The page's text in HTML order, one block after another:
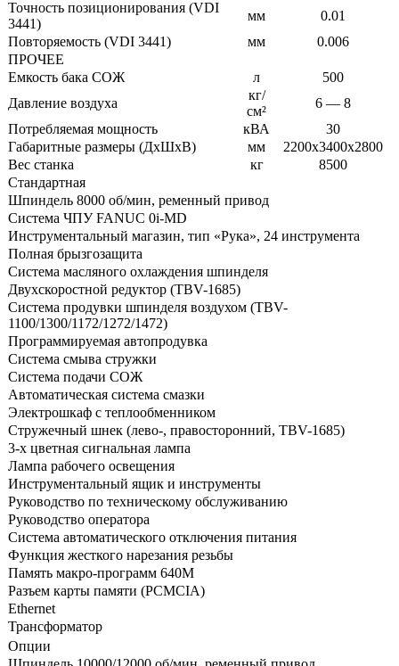
Точность позиционирования (VDI
3441)
мм
0.01
Повторяемость (VDI 3441)
мм
0.006
ПРОЧЕЕ
Емкость бака СОЖ
л
500
Давление воздуха
кг/
см²
6 — 8
Потребляемая мощность
кВА
30
Габаритные размеры (ДхШхВ)
мм
2200х3400х2800
Вес станка
кг
8500
Стандартная
Шпиндель 8000 об/мин, ременный привод
Система ЧПУ FANUC 0i-MD
Инструментальный магазин, тип «Рука», 24 инструмента
Полная брызгозащита
Система масляного охлаждения шпинделя
Двухскоростной редуктор (TBV-1685)
Система продувки шпинделя воздухом (TBV-
1100/1300/1172/1272/1472)
Программируемая автопродувка
Система смыва стружки
Система подачи СОЖ
Автоматическая система смазки
Электрошкаф с теплообменником
Стружечный шнек (лево-, правосторонний, TBV-1685)
3-х цветная сигнальная лампа
Лампа рабочего освещения
Инструментальный ящик и инструменты
Руководство по техническому обслуживанию
Руководство оператора
Система автоматического отключения питания
Функция жесткого нарезания резьбы
Память макро-программ 640М
Разъем карты памяти (PCMCIA)
Ethernet
Трансформатор
Опции